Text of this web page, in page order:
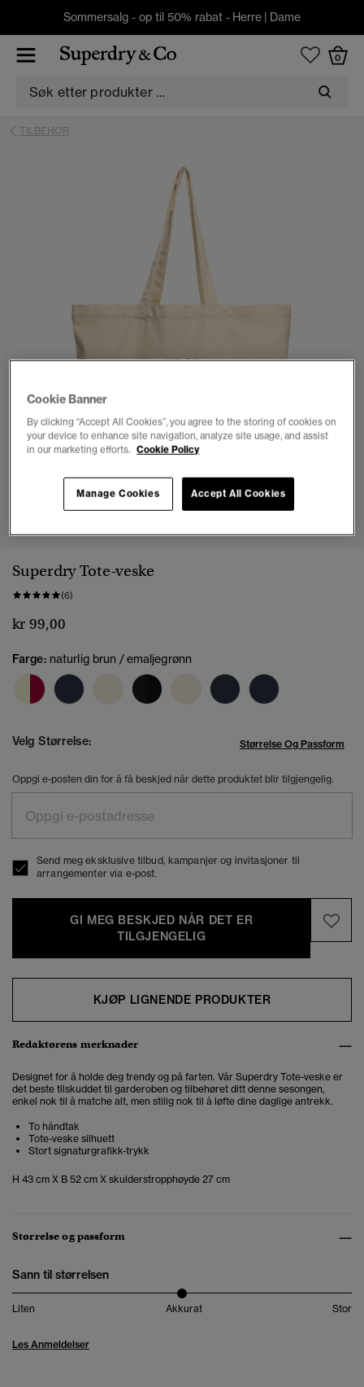
Sommersalg - op til 50% rabat - Herre | Dame
0
TILBEHOR
1 2 4 5
Superdry Tote-veske
(6)
kr 99,00
Farge: naturlig brun / emaljegrønn
Velg Størrelse: Størrelse Og Passform
Oppgi e-posten din for å få beskjed når dette produktet blir tilgjengelig.
Send meg eksklusive tilbud, kampanjer og invitasjoner til
arrangementer via e-post.
GI MEG BESKJED NÅR DET ER
TILGJENGELIG
KJØP LIGNENDE PRODUKTER
Redaktørens merknader
Designet for å holde deg trendy og på farten. Vår Superdry Tote-veske er
det beste tilskuddet til garderoben og tilbehøret ditt denne sesongen,
enkel nok til å matche alt, men stilig nok til å løfte dine daglige antrekk.
To håndtak
Tote-veske silhuett
Stort signaturgrafikk-trykk
H 43 cm X B 52 cm X skulderstropphøyde 27 cm
Størrelse og passform
Sann til størrelsen
Liten Akkurat Stor
Les Anmeldelser
Cookie Banner
By clicking “Accept All Cookies”, you agree to the storing of cookies on
your device to enhance site navigation, analyze site usage, and assist
in our marketing efforts. Cookie Policy
Accept All Cookies
Manage Cookies